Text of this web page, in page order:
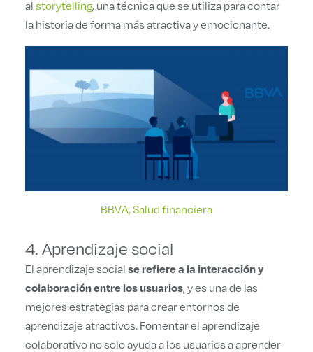
alstorytelling, una técnica que se utiliza para contar
la historia de forma más atractiva y emocionante.
BBVA, Salud financiera
4. Aprendizaje social
El aprendizaje socialse refiere a la interacción y
colaboración entre los usuarios, y es una de las
mejores estrategias para crear entornos de
aprendizaje atractivos. Fomentar el aprendizaje
colaborativo no solo ayuda a los usuarios a aprender